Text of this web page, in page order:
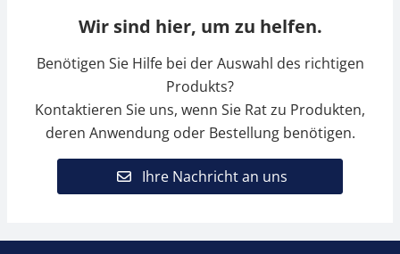
Wir sind hier, um zu helfen.
Benötigen Sie Hilfe bei der Auswahl des richtigen
Produkts?
Kontaktieren Sie uns, wenn Sie Rat zu Produkten,
deren Anwendung oder Bestellung benötigen.
Ihre Nachricht an uns